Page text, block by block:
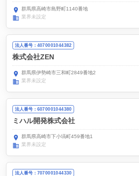
群馬県高崎市島野町1140番地
業界未設定
法人番号：4070001044382
株式会社ZEN
群馬県伊勢崎市三和町2849番地2
業界未設定
法人番号：6070001044380
ミハル開発株式会社
群馬県高崎市下小塙町459番地1
業界未設定
法人番号：7070001044330